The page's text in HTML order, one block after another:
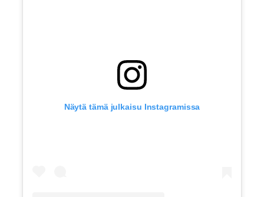
Näytä tämä julkaisu Instagramissa